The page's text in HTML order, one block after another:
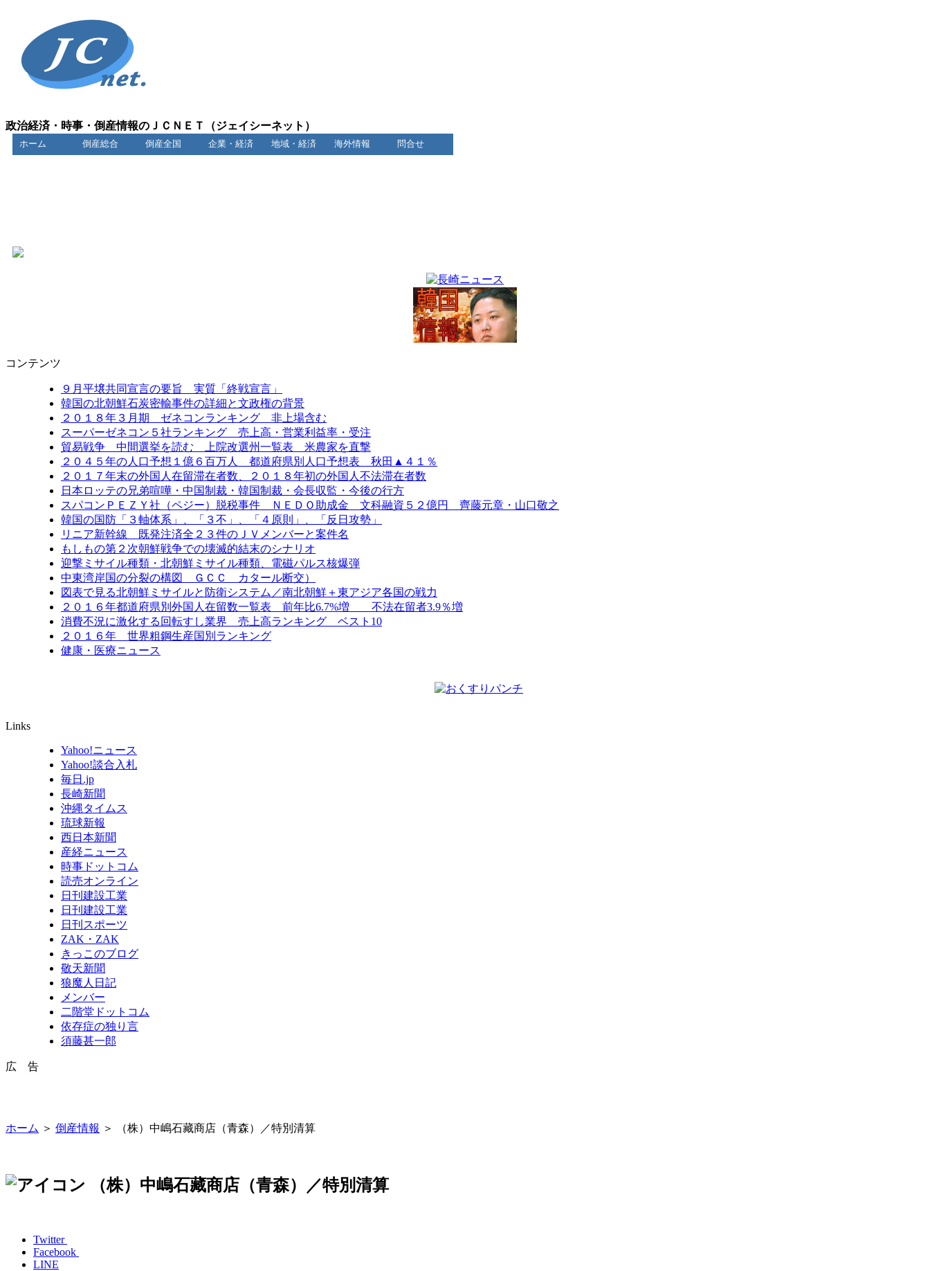
政治経済・時事・倒産情報のＪＣＮＥＴ（ジェイシーネット）
ホーム 倒産総合 倒産全国 企業・経済 地域・経済 海外情報 問合せ
コンテンツ
９月平壌共同宣言の要旨 実質「終戦宣言」
韓国の北朝鮮石炭密輸事件の詳細と文政権の背景
２０１８年３月期 ゼネコンランキング 非上場含む
スーパーゼネコン５社ランキング 売上高・営業利益率・受注
貿易戦争 中間選挙を読む 上院改選州一覧表 米農家を直撃
２０４５年の人口予想１億６百万人 都道府県別人口予想表 秋田▲４１％
２０１７年末の外国人在留滞在者数、２０１８年初の外国人不法滞在者数
日本ロッテの兄弟喧嘩・中国制裁・韓国制裁・会長収監・今後の行方
スパコンＰＥＺＹ社（ペジー）脱税事件 ＮＥＤＯ助成金 文科融資５２億円 齊藤元章・山口敬之
韓国の国防「３軸体系」、「３不」、「４原則」、「反日攻勢」
リニア新幹線 既発注済全２３件のＪＶメンバーと案件名
もしもの第２次朝鮮戦争での壊滅的結末のシナリオ
迎撃ミサイル種類・北朝鮮ミサイル種類、電磁パルス核爆弾
中東湾岸国の分裂の構図 ＧＣＣ カタール断交）
図表で見る北朝鮮ミサイルと防衛システム／南北朝鮮＋東アジア各国の戦力
２０１６年都道府県別外国人在留数一覧表 前年比6.7%増 不法在留者3.9％増
消費不況に激化する回転すし業界 売上高ランキング ベスト10
２０１６年 世界粗鋼生産国別ランキング
健康・医療ニュース
Links
Yahoo!ニュース
Yahoo!談合入札
毎日.jp
長崎新聞
沖縄タイムス
琉球新報
西日本新聞
産経ニュース
時事ドットコム
読売オンライン
日刊建設工業
日刊建設工業
日刊スポーツ
ZAK・ZAK
きっこのブログ
敬天新聞
狼魔人日記
メンバー
二階堂ドットコム
依存症の独り言
須藤甚一郎
広 告
ホーム ＞ 倒産情報 ＞ （株）中嶋石藏商店（青森）／特別清算
（株）中嶋石藏商店（青森）／特別清算
Twitter
Facebook
LINE